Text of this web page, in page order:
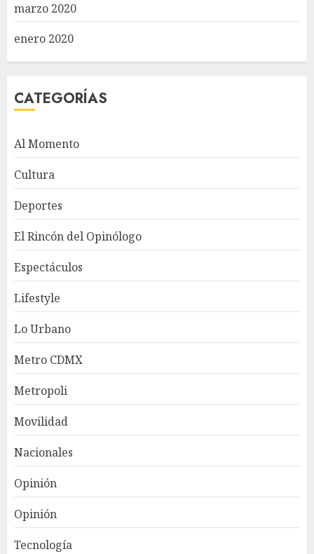
marzo 2020
enero 2020
CATEGORÍAS
Al Momento
Cultura
Deportes
El Rincón del Opinólogo
Espectáculos
Lifestyle
Lo Urbano
Metro CDMX
Metropoli
Movilidad
Nacionales
Opinión
Opinión
Tecnología